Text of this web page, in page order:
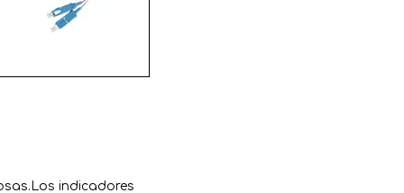
indicadores